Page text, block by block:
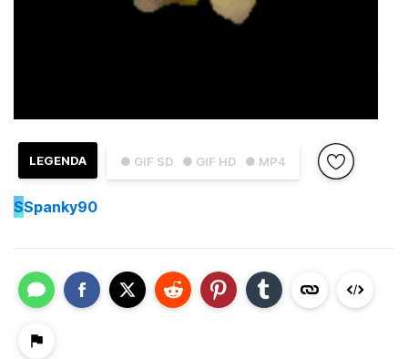
● GIF SD ● GIF HD ● MP4
LEGENDA
SSpanky90